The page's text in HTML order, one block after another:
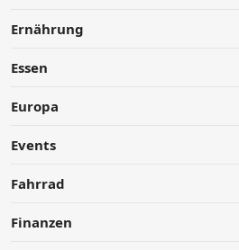
Ernährung
Essen
Europa
Events
Fahrrad
Finanzen